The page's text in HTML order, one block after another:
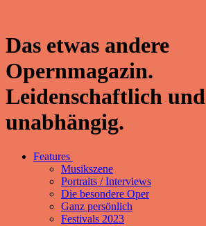
Das etwas andere
Opernmagazin.
Leidenschaftlich und
unabhängig.
Features
Musikszene
Portraits / Interviews
Die besondere Oper
Ganz persönlich
Festivals 2023